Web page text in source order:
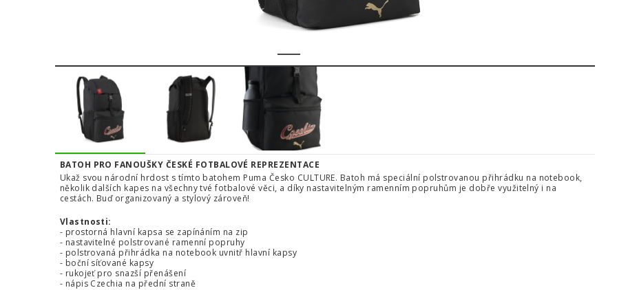
BATOH PRO FANOUŠKY ČESKÉ FOTBALOVÉ REPREZENTACE
Ukaž svou národní hrdost s tímto batohem Puma Česko CULTURE. Batoh má speciální polstrovanou přihrádku na notebook,
několik dalších kapes na všechny tvé fotbalové věci, a díky nastavitelným ramenním popruhům je dobře využitelný i na
cestách. Buď organizovaný a stylový zároveň!
Vlastnosti:
- prostorná hlavní kapsa se zapínáním na zip
- nastavitelné polstrované ramenní popruhy
- polstrovaná přihrádka na notebook uvnitř hlavní kapsy
- boční síťované kapsy
- rukojeť pro snazší přenášení
- nápis Czechia na přední straně